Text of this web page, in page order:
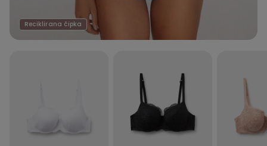
Reciklirana čipka